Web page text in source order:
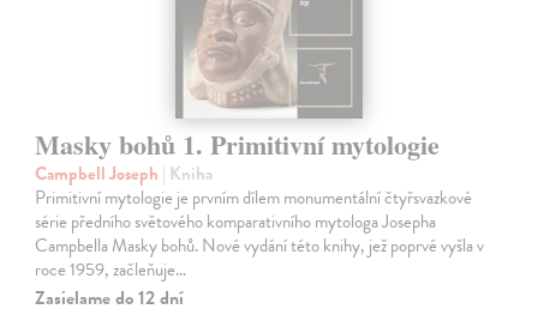
Masky bohů 1. Primitivní mytologie
Campbell Joseph | Kniha
Primitivní mytologie je prvním dílem monumentální čtyřsvazkové
série předního světového komparativního mytologa Josepha
Campbella Masky bohů. Nové vydání této knihy, jež poprvé vyšla v
roce 1959, začleňuje…
Zasielame do 12 dní